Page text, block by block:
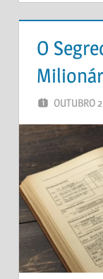
O
OUTUBRO